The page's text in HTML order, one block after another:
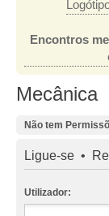
Encontros
Mecânica
Não tem
Ligue-se •
Utilizador: